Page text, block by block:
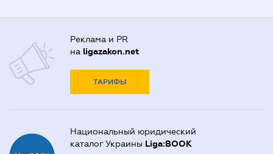
Реклама и PR
на ligazakon.net
ТАРИФЫ
Национальный юридический
каталог Украины Liga:BOOK